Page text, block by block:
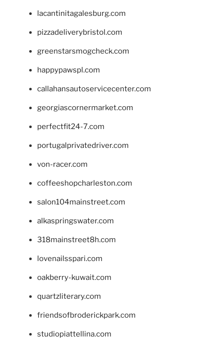
lacantinitagalesburg.com
pizzadeliverybristol.com
greenstarsmogcheck.com
happypawspl.com
callahansautoservicecenter.com
georgiascornermarket.com
perfectfit24-7.com
portugalprivatedriver.com
von-racer.com
coffeeshopcharleston.com
salon104mainstreet.com
alkaspringswater.com
318mainstreet8h.com
lovenailsspari.com
oakberry-kuwait.com
quartzliterary.com
friendsofbroderickpark.com
studiopiattellina.com